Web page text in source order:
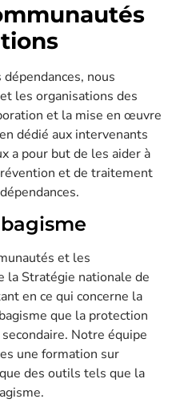
nous
les organisations des
et la mise en œuvre
dédié aux intervenants
a pour but de les aider à
et de traitement
et les
la Stratégie nationale de
en ce qui concerne la
que la protection
Notre équipe
une formation sur
des outils tels que la